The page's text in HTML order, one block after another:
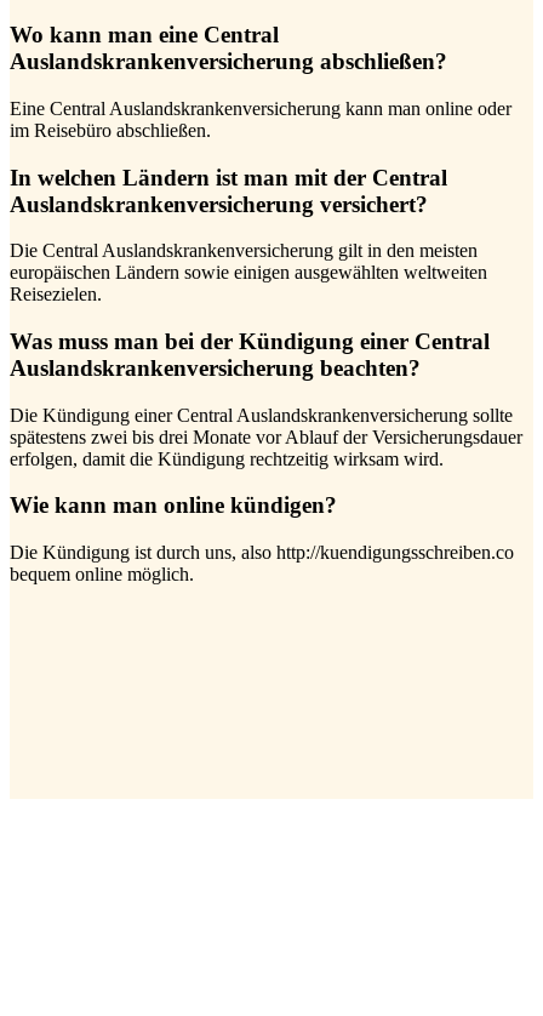
Wo kann man eine Central
Auslandskrankenversicherung abschließen?
Eine Central Auslandskrankenversicherung kann man online oder
im Reisebüro abschließen.
In welchen Ländern ist man mit der Central
Auslandskrankenversicherung versichert?
Die Central Auslandskrankenversicherung gilt in den meisten
europäischen Ländern sowie einigen ausgewählten weltweiten
Reisezielen.
Was muss man bei der Kündigung einer Central
Auslandskrankenversicherung beachten?
Die Kündigung einer Central Auslandskrankenversicherung sollte
spätestens zwei bis drei Monate vor Ablauf der Versicherungsdauer
erfolgen, damit die Kündigung rechtzeitig wirksam wird.
Wie kann man online kündigen?
Die Kündigung ist durch uns, also http://kuendigungsschreiben.co
bequem online möglich.